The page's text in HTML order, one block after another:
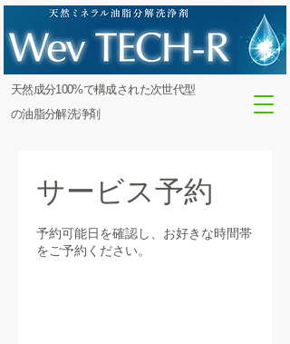
​天然成分100%で構成された次世代型
の油脂分解洗浄剤
サービス予約
予約可能日を確認し、お好きな時間帯
をご予約ください。